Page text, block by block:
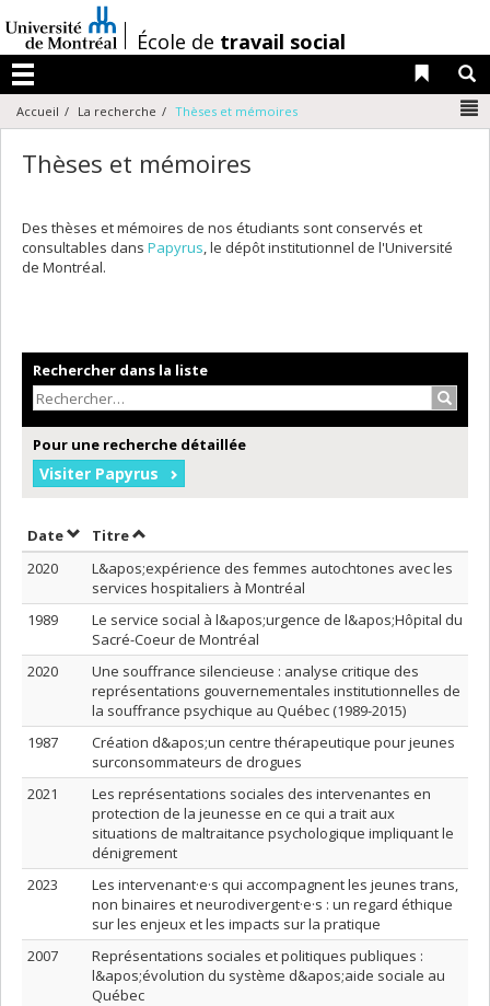
au
contenu
/École de travail social
Menu
Liens
Accueil La recherche Thèses et mémoires
Thèses et mémoires
Des thèses et mémoires de nos étudiants sont conservés et
consultables dans Papyrus, le dépôt institutionnel de l'Université
de Montréal.
Rechercher dans la liste
Pour une recherche détaillée
Visiter Papyrus
DateTrier par date en ordre décroissant
TitreTrier par titre en ordre décroissant
2020
L&apos;expérience des femmes autochtones avec les
services hospitaliers à Montréal
1989
Le service social à l&apos;urgence de l&apos;Hôpital du
Sacré-Coeur de Montréal
2020
Une souffrance silencieuse : analyse critique des
représentations gouvernementales institutionnelles de
la souffrance psychique au Québec (1989-2015)
1987
Création d&apos;un centre thérapeutique pour jeunes
surconsommateurs de drogues
2021
Les représentations sociales des intervenantes en
protection de la jeunesse en ce qui a trait aux
situations de maltraitance psychologique impliquant le
dénigrement
2023
Les intervenant·e·s qui accompagnent les jeunes trans,
non binaires et neurodivergent·e·s : un regard éthique
sur les enjeux et les impacts sur la pratique
2007
Représentations sociales et politiques publiques :
l&apos;évolution du système d&apos;aide sociale au
Québec